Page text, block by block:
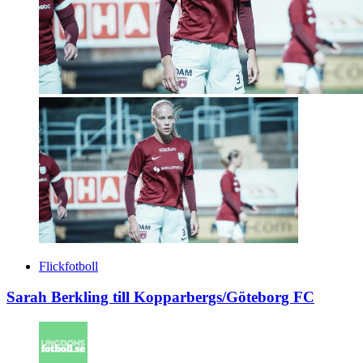
Flickfotboll
Sarah Berkling till Kopparbergs/Göteborg FC